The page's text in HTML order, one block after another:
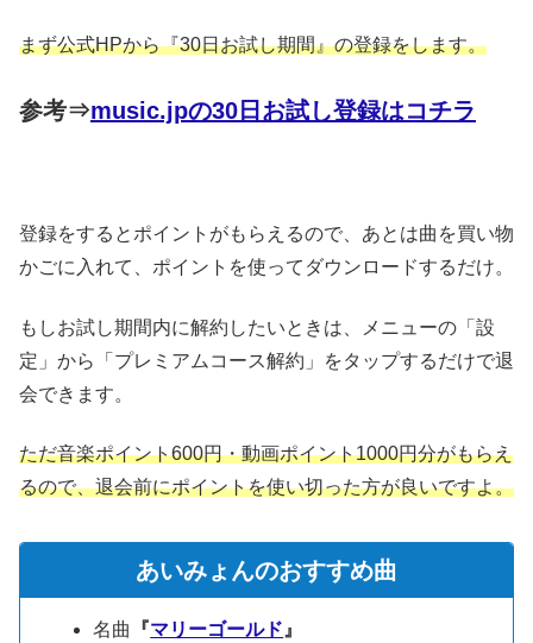
まず公式HPから『30日お試し期間』の登録をします。
参考⇒music.jpの30日お試し登録はコチラ
登録をするとポイントがもらえるので、あとは曲を買い物
かごに入れて、ポイントを使ってダウンロードするだけ。
もしお試し期間内に解約したいときは、メニューの「設
定」から「プレミアムコース解約」をタップするだけで退
会できます。
ただ音楽ポイント600円・動画ポイント1000円分がもらえ
るので、退会前にポイントを使い切った方が良いですよ。
あいみょんのおすすめ曲
名曲 『マリーゴールド 』